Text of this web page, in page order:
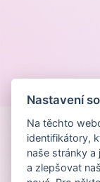
Nastavení
Na těchto
identifikátory,
naše stránky
a zlepšovat